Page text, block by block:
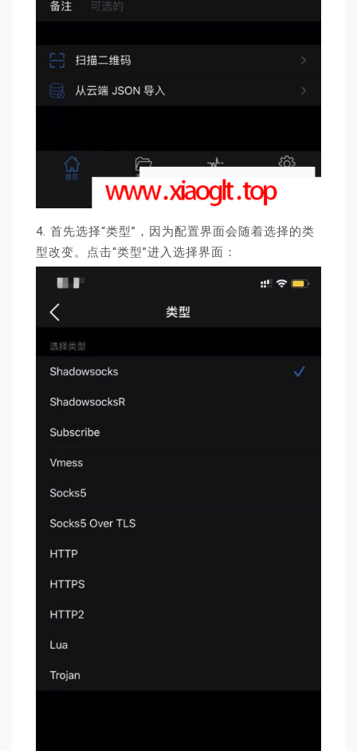
4. 首先选择“类型”，因为配置界面会随着选择的类
型改变。点击“类型”进入选择界面：